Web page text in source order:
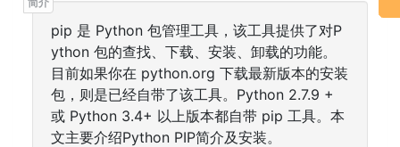
pip 是 Python 包管理工具，该工具提供了对P
ython 包的查找、下载、安装、卸载的功能。
目前如果你在 python.org 下载最新版本的安装
包，则是已经自带了该工具。Python 2.7.9 +
或 Python 3.4+ 以上版本都自带 pip 工具。本
文主要介绍Python PIP简介及安装。